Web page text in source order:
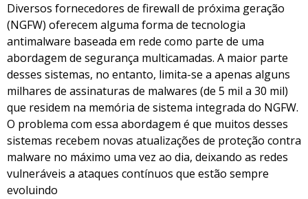
Diversos fornecedores de firewall de próxima geração
(NGFW) oferecem alguma forma de tecnologia
antimalware baseada em rede como parte de uma
abordagem de segurança multicamadas. A maior parte
desses sistemas, no entanto, limita-se a apenas alguns
milhares de assinaturas de malwares (de 5 mil a 30 mil)
que residem na memória de sistema integrada do NGFW.
O problema com essa abordagem é que muitos desses
sistemas recebem novas atualizações de proteção contra
malware no máximo uma vez ao dia, deixando as redes
vulneráveis a ataques contínuos que estão sempre
evoluindo